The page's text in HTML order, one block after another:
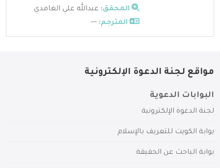
المحقق: عبدالله علي الغامدي
المترجم: ---
مواقع لجنة الدعوة الإلكترونية
البوابات الدعوية
لجنة الدعوة الإلكترونية
بوابة الكويت للتعريف بالإسلام
بوابة الباحث عن الحقيقة